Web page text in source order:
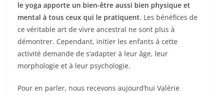
le yoga apporte un bien-être aussi bien physique et
mental à tous ceux qui le pratiquent. Les bénéfices de
ce véritable art de vivre ancestral ne sont plus à
démontrer. Cependant, initier les enfants à cette
activité demande de s’adapter à leur âge, leur
morphologie et à leur psychologie.
Pour en parler, nous recevons aujourd’hui Valérie